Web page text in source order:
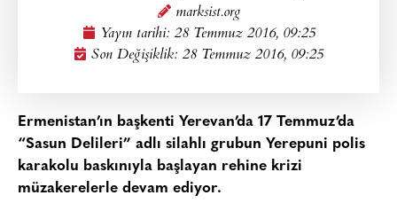
marksist.org
Yayın tarihi: 28 Temmuz 2016, 09:25
Son Değişiklik: 28 Temmuz 2016, 09:25
Ermenistan’ın başkenti Yerevan’da 17 Temmuz’da
“Sasun Delileri” adlı silahlı grubun Yerepuni polis
karakolu baskınıyla başlayan rehine krizi
müzakerelerle devam ediyor.